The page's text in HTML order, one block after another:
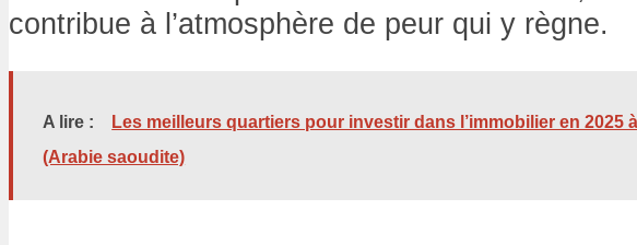
contribue à l’atmosphère de peur qui y règne.
A lire :
Les meilleurs quartiers pour investir dans l’immobilier en 2025
(Arabie saoudite)